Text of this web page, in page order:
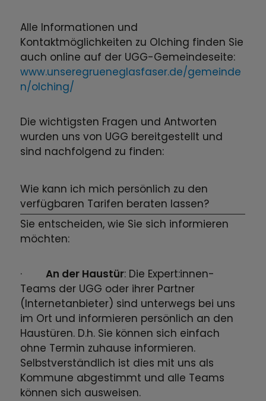
Alle Informationen und
Kontaktmöglichkeiten zu Olching finden Sie
auch online auf der UGG-Gemeindeseite:
www.unseregrueneglasfaser.de/gemeinde
n/olching/
Die wichtigsten Fragen und Antworten
wurden uns von UGG bereitgestellt und
sind nachfolgend zu finden:
Wie kann ich mich persönlich zu den
verfügbaren Tarifen beraten lassen?
Sie entscheiden, wie Sie sich informieren
möchten:
·An der Haustür: Die Expert:innen-
Teams der UGG oder ihrer Partner
(Internetanbieter) sind unterwegs bei uns
im Ort und informieren persönlich an den
Haustüren. D.h. Sie können sich einfach
ohne Termin zuhause informieren.
Selbstverständlich ist dies mit uns als
Kommune abgestimmt und alle Teams
können sich ausweisen.